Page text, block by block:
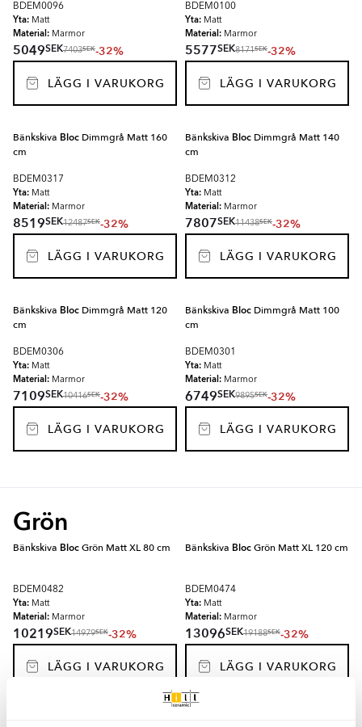
BDEM0096
Yta: Matt
Material: Marmor
5049SEK7403SEK-32%
LÄGG I VARUKORG
BDEM0100
Yta: Matt
Material: Marmor
5577SEK8171SEK-32%
LÄGG I VARUKORG
Bänkskiva Bloc Dimmgrå Matt 160
cm
BDEM0317
Yta: Matt
Material: Marmor
8519SEK12487SEK-32%
LÄGG I VARUKORG
Bänkskiva Bloc Dimmgrå Matt 140
cm
BDEM0312
Yta: Matt
Material: Marmor
7807SEK11438SEK-32%
LÄGG I VARUKORG
Bänkskiva Bloc Dimmgrå Matt 120
cm
BDEM0306
Yta: Matt
Material: Marmor
7109SEK10416SEK-32%
LÄGG I VARUKORG
Bänkskiva Bloc Dimmgrå Matt 100
cm
BDEM0301
Yta: Matt
Material: Marmor
6749SEK9895SEK-32%
LÄGG I VARUKORG
Grön
Bänkskiva BlocGrön Matt XL 80 cm
BDEM0482
Yta: Matt
Material: Marmor
10219SEK14979SEK-32%
LÄGG I VARUKORG
Bänkskiva BlocGrön Matt XL 120 cm
BDEM0474
Yta: Matt
Material: Marmor
13096SEK19188SEK-32%
LÄGG I VARUKORG